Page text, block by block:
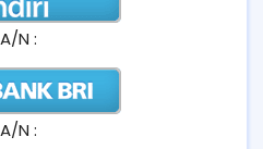
A/N :
A/N :